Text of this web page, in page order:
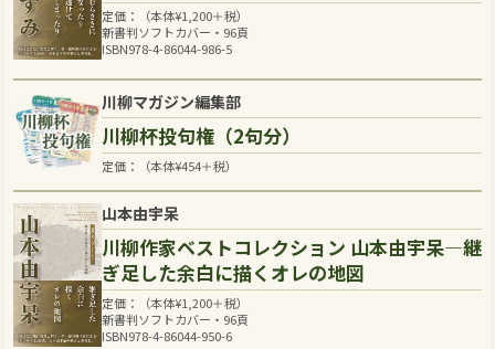
定価：（本体¥1,200＋税）
新書判ソフトカバー・96頁
ISBN978-4-86044-986-5
川柳マガジン編集部
川柳杯投句権（2句分）
定価：（本体¥454＋税）
山本由宇呆
川柳作家ベストコレクション 山本由宇呆―継
ぎ足した余白に描くオレの地図
定価：（本体¥1,200＋税）
新書判ソフトカバー・96頁
ISBN978-4-86044-950-6